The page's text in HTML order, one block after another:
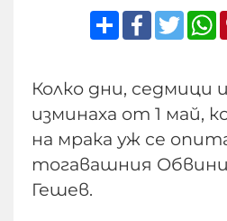
ShareFacebook
Колко дни, седмици
изминаха от 1 май,
на мрака уж се
тогавашния
Гешев.